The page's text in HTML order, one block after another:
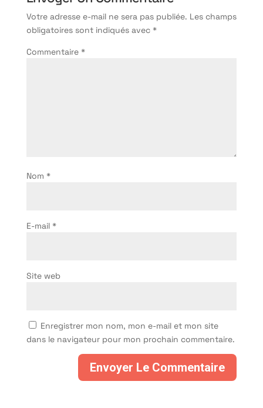
Votre adresse e-mail ne sera pas publiée. Les champs
obligatoires sont indiqués avec *
Commentaire *
Nom *
E-mail *
Site web
Enregistrer mon nom, mon e-mail et mon site
dans le navigateur pour mon prochain commentaire.